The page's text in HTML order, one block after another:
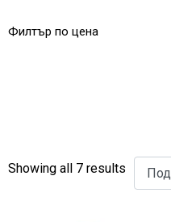
Филтър по цена
Showing all 7 results